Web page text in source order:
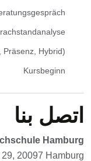
Präsenz, Hybrid)
Kursbeginn
اتصل بنا
Hamburg
20097 Hamburg